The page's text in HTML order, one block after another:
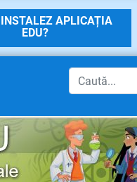
APLICAȚIA
EDU?